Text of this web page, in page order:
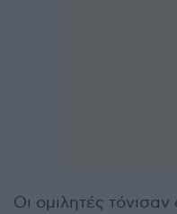
Οι ομιλητές τόνισαν